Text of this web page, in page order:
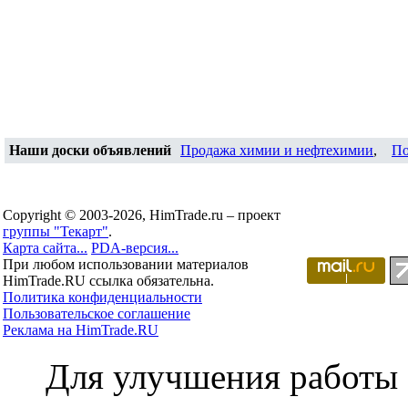
Наши доски объявлений Продажа химии и нефтехимии,
Copyright © 2003-2026, HimTrade.ru – проект
группы "Текарт".
Карта сайта... PDA-версия...
При любом использовании материалов
HimTrade.RU ссылка обязательна.
Политика конфиденциальности
Пользовательское соглашение
Реклама на HimTrade.RU
Для улучшения работы